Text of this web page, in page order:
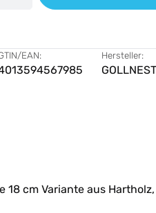
EAN: Hersteller:
cm Variante aus